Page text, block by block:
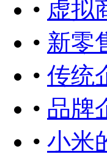
• 虚拟
• 新零
• 传统
• 品牌
• 小米